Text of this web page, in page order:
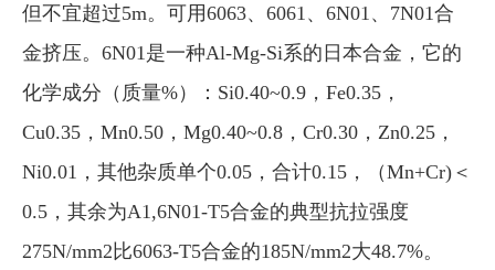
但不宜超过5m。可用6063、6061、6N01、7N01合
金挤压。6N01是一种Al-Mg-Si系的日本合金，它的
化学成分（质量%）：Si0.40~0.9，Fe0.35，
Cu0.35，Mn0.50，Mg0.40~0.8，Cr0.30，Zn0.25，
Ni0.01，其他杂质单个0.05，合计0.15，（Mn+Cr)＜
0.5，其余为A1,6N01-T5合金的典型抗拉强度
275N/mm2比6063-T5合金的185N/mm2大48.7%。